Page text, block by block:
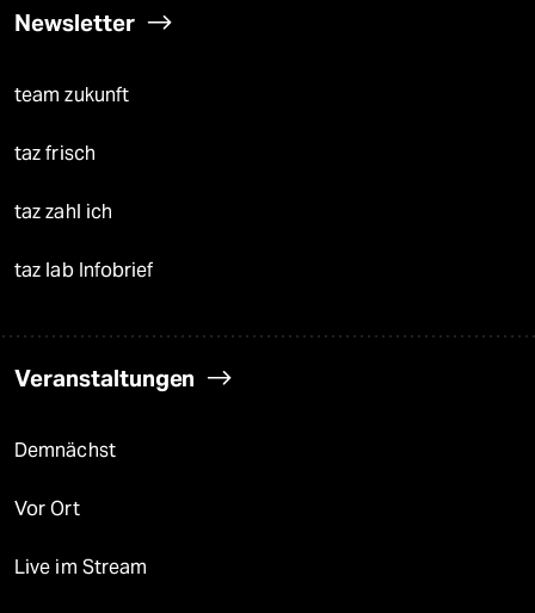
Newsletter
team zukunft
taz frisch
taz zahl ich
taz lab Infobrief
Veranstaltungen
Demnächst
Vor Ort
Live im Stream